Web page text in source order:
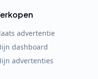
advertentie
dashboard
advertenties